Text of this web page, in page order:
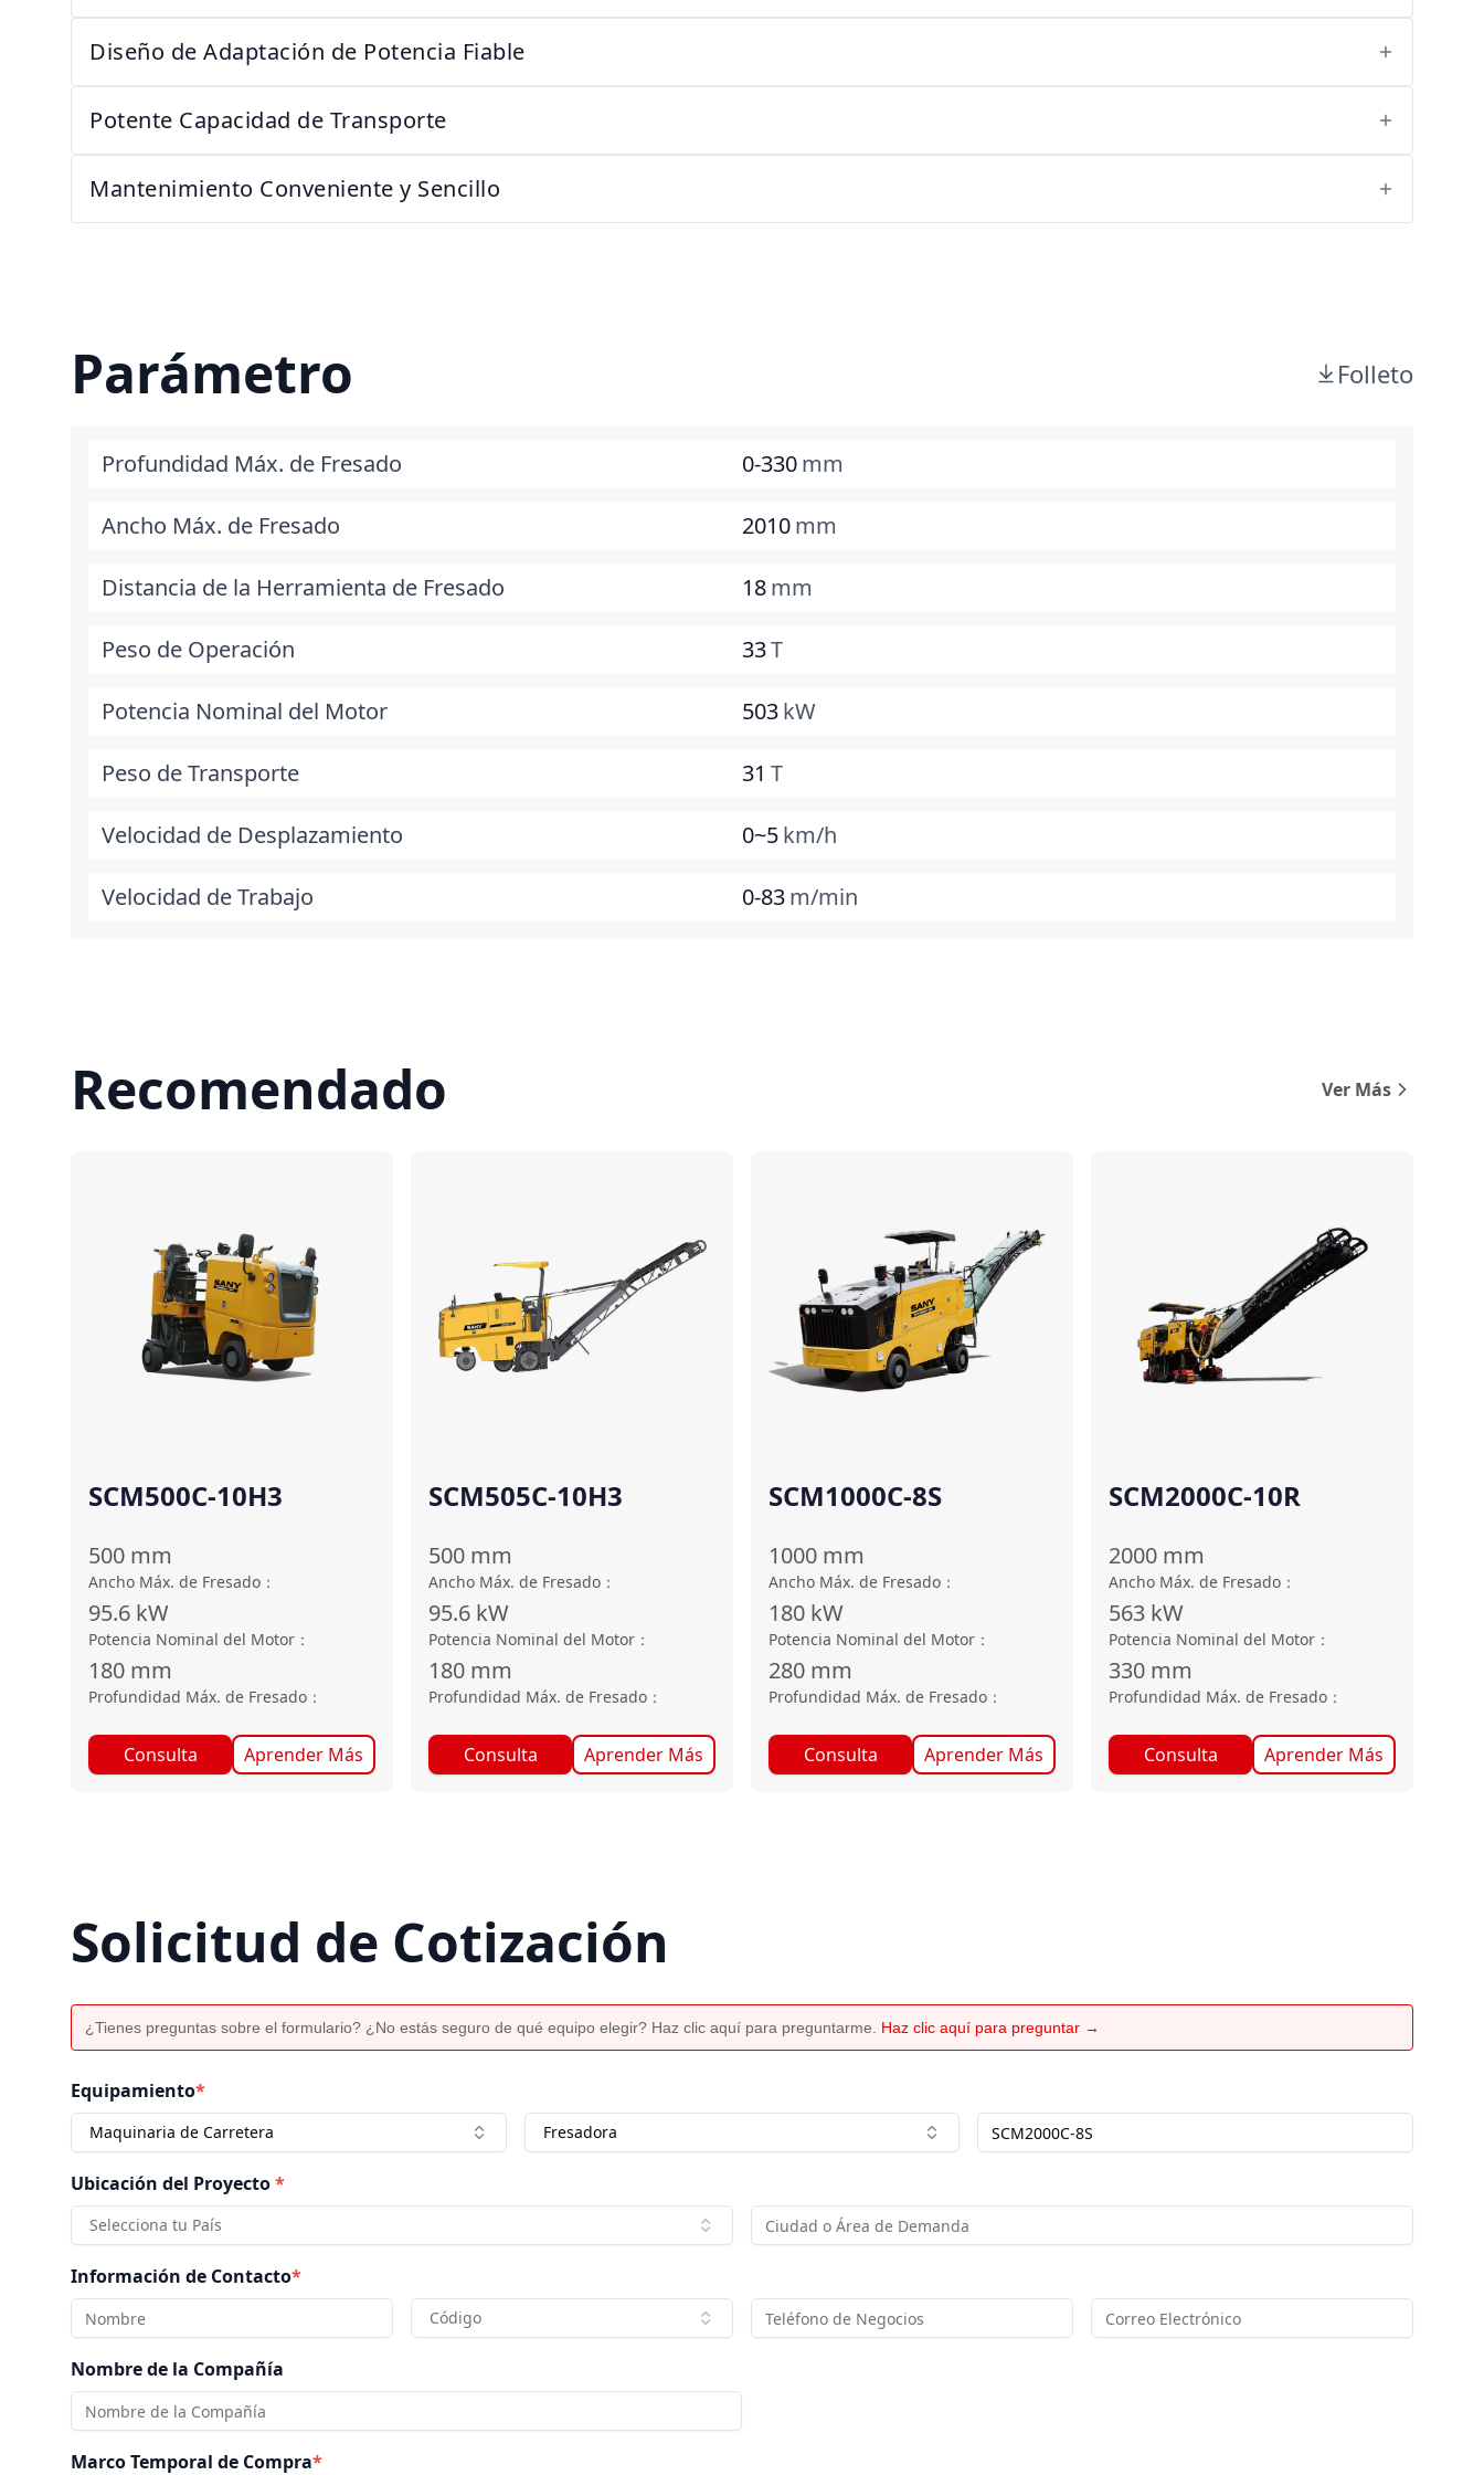
Diseño de Adaptación de Potencia Fiable
Potente Capacidad de Transporte
Mantenimiento Conveniente y Sencillo
Parámetro Folleto
Profundidad Máx. de Fresado 0-330mm
Ancho Máx. de Fresado 2010mm
Distancia de la Herramienta de Fresado 18mm
Peso de Operación 33T
Potencia Nominal del Motor 503kW
Peso de Transporte 31 T
Velocidad de Desplazamiento 0~5km/h
Velocidad de Trabajo 0-83m/min
Recomendado Ver Más
SCM500C-10H3
500 mm
Ancho Máx. de Fresado ：
95.6 kW
Potencia Nominal del Motor ：
180 mm
Profundidad Máx. de Fresado ：
Consulta Aprender Más
SCM505C-10H3
500 mm
Ancho Máx. de Fresado ：
95.6 kW
Potencia Nominal del Motor ：
180 mm
Profundidad Máx. de Fresado ：
Consulta Aprender Más
SCM1000C-8S
1000 mm
Ancho Máx. de Fresado ：
180 kW
Potencia Nominal del Motor ：
280 mm
Profundidad Máx. de Fresado ：
Consulta Aprender Más
SCM2000C-10R
2000 mm
Ancho Máx. de Fresado ：
563 kW
Potencia Nominal del Motor ：
330 mm
Profundidad Máx. de Fresado ：
Consulta Aprender Más
Solicitud de Cotización
¿Tienes preguntas sobre el formulario? ¿No estás seguro de qué equipo elegir? Haz clic aquí para preguntarme. Haz clic aquí para preguntar →
Equipamiento*
Maquinaria de Carretera Fresadora
Ubicación del Proyecto*
Selecciona tu País
Información de Contacto*
Código
Nombre de la Compañía
Marco Temporal de Compra*